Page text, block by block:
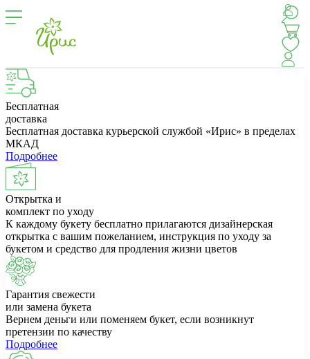
Бесплатная
доставка
Бесплатная доставка курьерской службой «Ирис» в пределах
МКАД
Подробнее
Открытка и
комплект по уходу
К каждому букету бесплатно прилагаются дизайнерская
открытка с вашим пожеланием, инструкция по уходу за
букетом и средство для продления жизни цветов
Гарантия свежести
или замена букета
Вернем деньги или поменяем букет, если возникнут
претензии по качеству
Подробнее